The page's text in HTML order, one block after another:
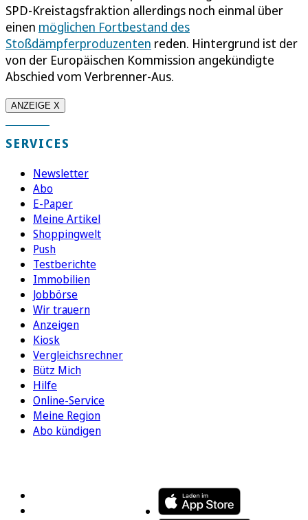
SPD-Kreistagsfraktion allerdings noch einmal über
einen möglichen Fortbestand des
Stoßdämpferproduzenten reden. Hintergrund ist der
von der Europäischen Kommission angekündigte
Abschied vom Verbrenner-Aus.
ANZEIGE X
SERVICES
Newsletter
Abo
E-Paper
Meine Artikel
Shoppingwelt
Push
Testberichte
Immobilien
Jobbörse
Wir trauern
Anzeigen
Kiosk
Vergleichsrechner
Bütz Mich
Hilfe
Online-Service
Meine Region
Abo kündigen